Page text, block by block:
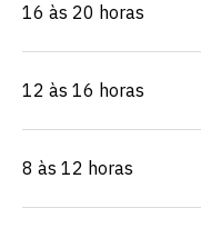
16 às 20 horas
12 às 16 horas
8 às 12 horas